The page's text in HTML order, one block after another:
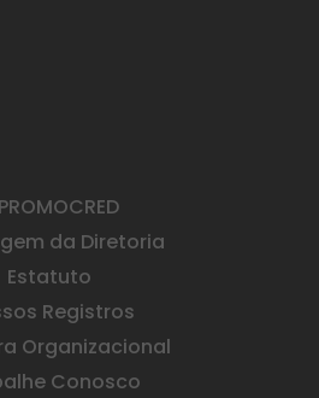
da Diretoria
Estatuto
Registros
Organizacional
Conosco